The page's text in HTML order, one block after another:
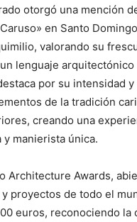
otorgó una mención
en Santo
valorando su
lenguaje arquitectónico
por su intensidad y
de la tradición
creando una
manierista única.
Architecture Awards,
proyectos de todo el
euros, reconociendo la